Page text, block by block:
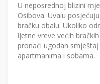
U neposrednoj blizini
Osibova. Uvalu
bračku obalu. Ukoliko
ljetne vreve većih
pronaći ugodan
apartmanima i sobama.